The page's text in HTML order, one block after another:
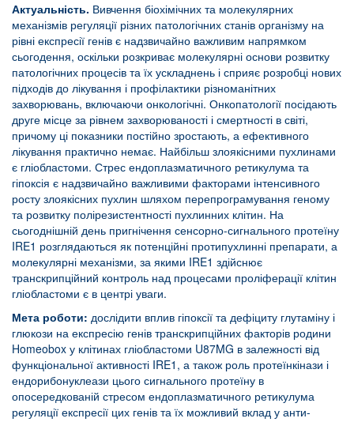
Актуальність. Вивчення біохімічних та молекулярних
механізмів регуляції різних патологічних станів організму на
рівні експресії генів є надзвичайно важливим напрямком
сьогодення, оскільки розкриває молекулярні основи розвитку
патологічних процесів та їх ускладнень і сприяє розробці нових
підходів до лікування і профілактики різноманітних
захворювань, включаючи онкологічні. Онкопатології посідають
друге місце за рівнем захворюваності і смертності в світі,
причому ці показники постійно зростають, а ефективного
лікування практично немає. Найбільш злоякісними пухлинами
є гліобластоми. Стрес ендоплазматичного ретикулума та
гіпоксія є надзвичайно важливими факторами інтенсивного
росту злоякісних пухлин шляхом перепрограмування геному
та розвитку полірезистентності пухлинних клітин. На
сьогоднішній день пригнічення сенсорно-сигнального протеїну
IRE1 розглядаються як потенційні протипухлинні препарати, а
молекулярні механізми, за якими IRE1 здійснює
транскрипційний контроль над процесами проліферації клітин
гліобластоми є в центрі уваги.
Мета роботи: дослідити вплив гіпоксії та дефіциту глутаміну і
глюкози на експресію генів транскрипційних факторів родини
Homeobox у клітинах гліобластоми U87MG в залежності від
функціональної активності IRE1, а також роль протеїнкінази і
ендорибонуклеази цього сигнального протеїну в
опосередкованій стресом ендоплазматичного ретикулума
регуляції експресії цих генів та їх можливий вклад у анти-